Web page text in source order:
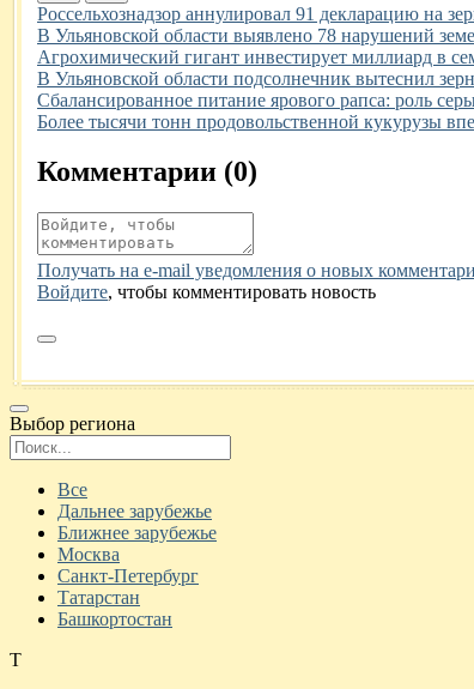
Иллюстрация новости
Россельхознадзор аннулировал 91 декларацию на
Иллюстрация новости
В Ульяновской области выявлено 78 нарушений
Иллюстрация новости
Агрохимический гигант инвестирует миллиард в
Иллюстрация новости
В Ульяновской области подсолнечник вытеснил
Иллюстрация новости
Сбалансированное питание ярового рапса: роль
Иллюстрация новости
Более тысячи тонн продовольственной кукурузы
Комментарии (0)
Получать на e‑mail уведомления о новых
Войдите, чтобы комментировать новость
Выбор региона
Все
Дальнее зарубежье
Ближнее зарубежье
Москва
Санкт-Петербург
Татарстан
Башкортостан
Т